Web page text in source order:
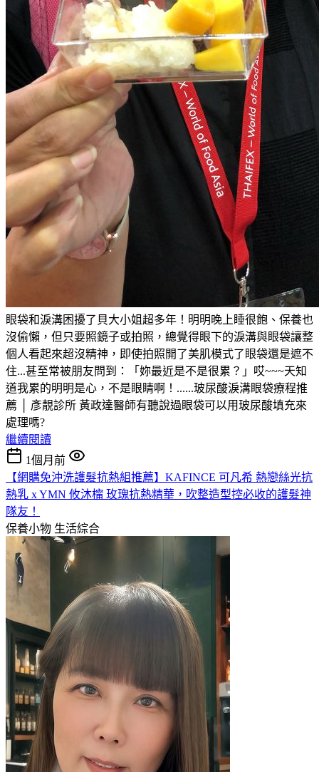
眼袋和淚溝困擾了貝大小姐超多年！明明晚上睡很飽、保養也
沒偷懶，但只要照鏡子或拍照，總覺得眼下的淚溝與眼袋讓整
個人看起來超沒精神，即使拍照開了美肌模式了眼袋還是遮不
住...甚至常被朋友問到：「妳最近是不是很累？」哎~~~天知
道我累的明明是心，不是眼睛啊！......玻尿酸淚溝眼袋療程推
薦 │ 彥靚診所 黃政達醫師有聽說過眼袋可以用玻尿酸填充來
處理嗎?
繼續閱讀
1個月前
【網購免沖洗護髮抗熱組推薦】KAFINCE 可凡希 熱戀絲光抗
熱乳 x YMN 攸沐橣 玫瑰抗熱精華，吹整造型控必收的護髮神
隊友！
保養小物 生活綜合